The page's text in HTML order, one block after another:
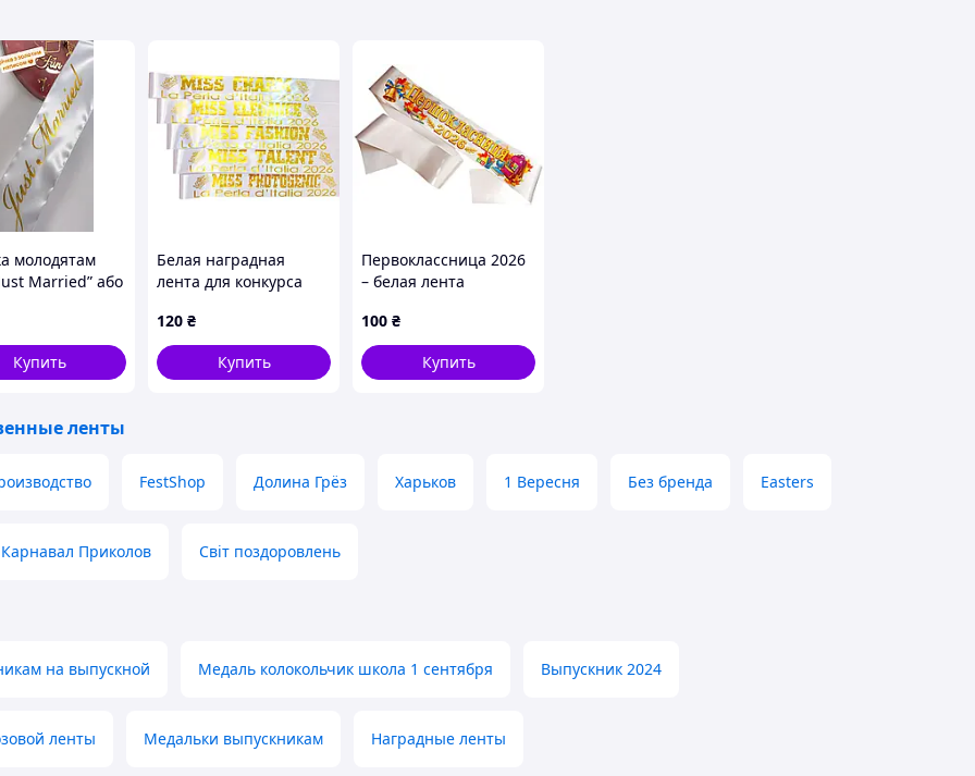
молодятам
Married” або
Купить
Белая наградная
лента для конкурса
120 ₴
Купить
Первоклассница 2026
– белая лента
цветной печатью
100 ₴
Купить
ленты
FestShop Долина Грёз Харьков 1 Вересня Без бренда Easters
Карнавал Приколов Світ поздоровлень
на выпускной Медаль колокольчик школа 1 сентября Выпускник 2024
ленты Медальки выпускникам Наградные ленты